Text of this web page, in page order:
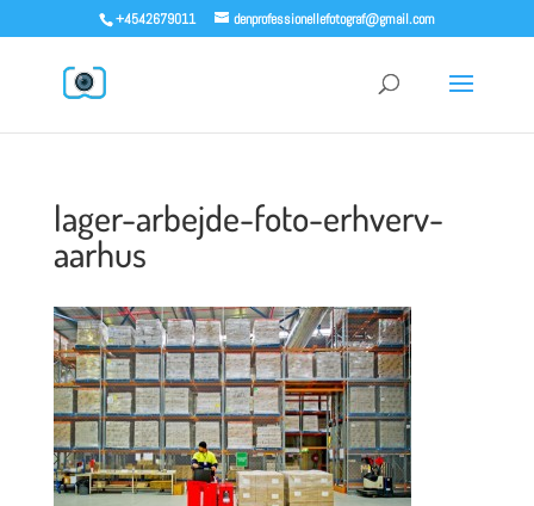
+4542679011 denprofessionellefotograf@gmail.com
lager-arbejde-foto-erhverv-
aarhus